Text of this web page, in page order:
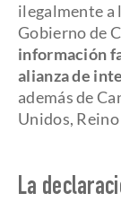
ilegalmente a
Gobierno de
información
alianza de
además de
Unidos,
La